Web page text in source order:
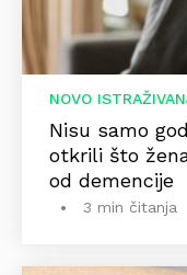
NOVO
Nisu samo
otkrili što
od demencije
3 min čitanja